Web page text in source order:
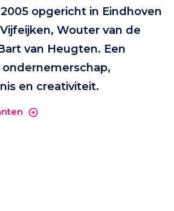
opgericht in Eindhoven
Wouter van de
van Heugten. Een
en creativiteit.